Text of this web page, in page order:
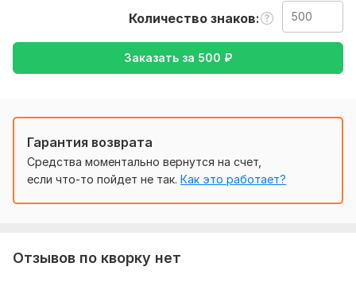
Интернет и технологии,Культура
и искусство,
Недвижимость, Отдых и развлечения
с Русского на Английский
Объем услуги в кворке:
Количество знаков
Заказать за 500 ₽
Гарантия возврата
Средства моментально вернутся на счет,
если что-то пойдет не так. Как это работает?
Отзывов по кворку нет